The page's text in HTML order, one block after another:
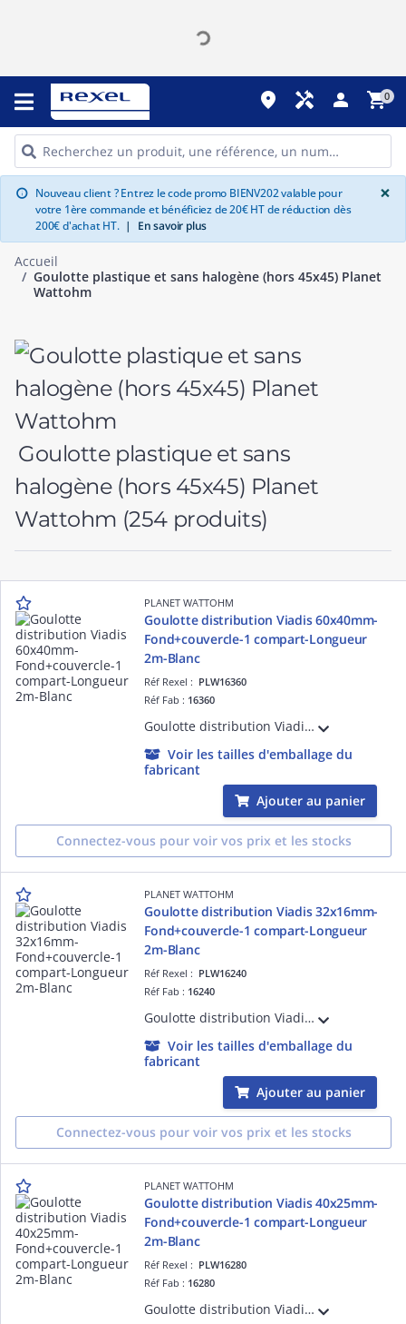
place handyman person shopping_cart0
info Nouveau client ? Entrez le code promo BIENV202 valable pour
votre 1ère commande et bénéficiez de 20€ HT de réduction dès
200€ d'achat HT. | En savoir plus
×
Accueil
Goulotte plastique et sans halogène (hors 45x45) Planet
Wattohm
Goulotte plastique et sans
halogène (hors 45x45) Planet
Wattohm (254 produits)
PLANET WATTOHM
Goulotte distribution Viadis 60x40mm-
Fond+couvercle-1 compart-Longueur
2m-Blanc
Réf Rexel : PLW16360
Réf Fab : 16360
Goulotte distribution Viadis 60x40mm-Fond+couvercle-1 compart-Longueur 2m-Blanc
Voir les tailles d'emballage du
fabricant
Ajouter au panier
Connectez-vous pour voir vos prix et les stocks
PLANET WATTOHM
Goulotte distribution Viadis 32x16mm-
Fond+couvercle-1 compart-Longueur
2m-Blanc
Réf Rexel : PLW16240
Réf Fab : 16240
Goulotte distribution Viadis 32x16mm-Fond+couvercle-1 compart-Longueur 2m-Blanc
Voir les tailles d'emballage du
fabricant
Ajouter au panier
Connectez-vous pour voir vos prix et les stocks
PLANET WATTOHM
Goulotte distribution Viadis 40x25mm-
Fond+couvercle-1 compart-Longueur
2m-Blanc
Réf Rexel : PLW16280
Réf Fab : 16280
Goulotte distribution Viadis 40x25mm-Fond+couvercle-1 compart-Longueur 2m-Blanc